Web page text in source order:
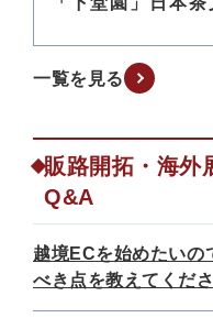
一覧を見る
販路開拓・海外
Q&A
越境ECを始めたいの
べき点を教えてくだ